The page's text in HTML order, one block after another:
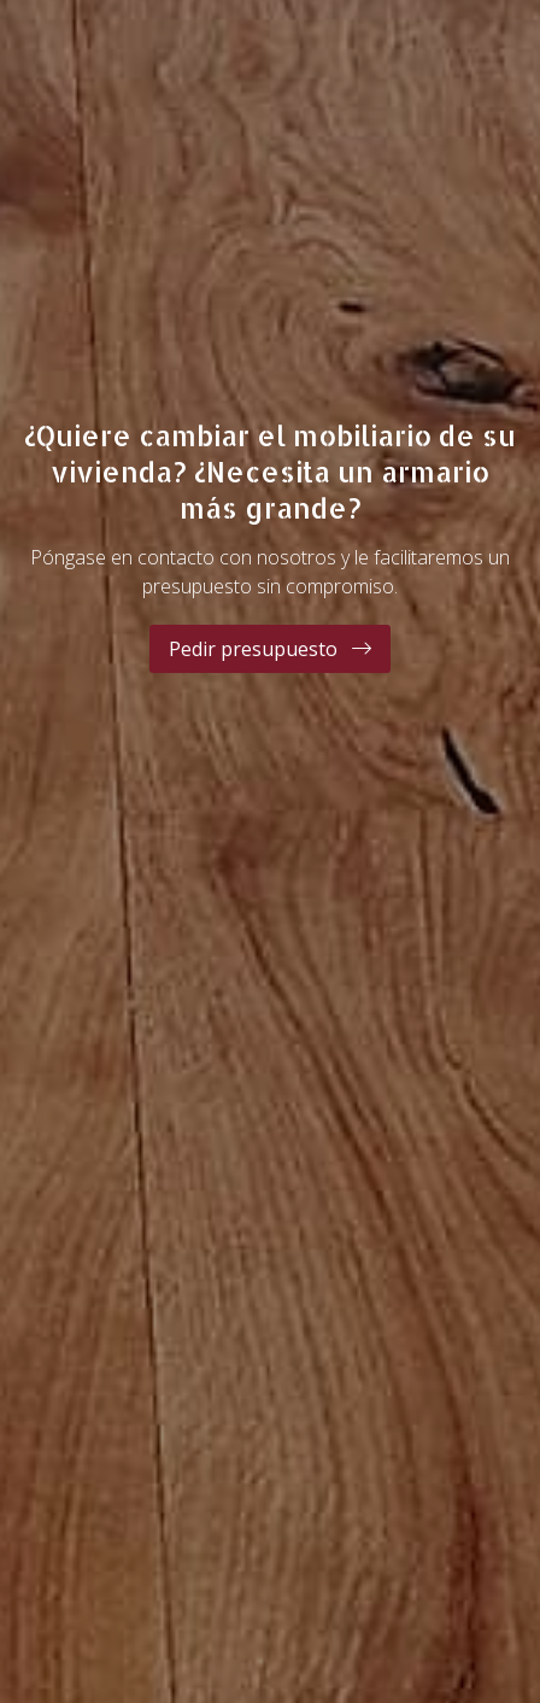
acabados ya que están realizados por profesionales con
experiencia que miman la madera y trabajan de forma
minuciosa y detallista.
Expertos en carpintería de
madera
Gran experiencia
Contamos con una larga trayectoria en el sector
Profesionales especializados
Disponemos de un equipo altamente cualificado
Fabricación a medida
Nos adaptamos a las necesidades de cada cliente
Materiales de calidad
Buscamos los mejores resultados y acabados